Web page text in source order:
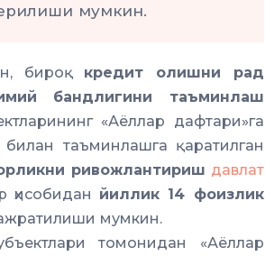
мумкин.
бироқ кредит олишни рад
бандлигини таъминлаш
«Аёллар дафтари»га
таъминлашга қаратилган
ривожлантириш давлат
ҳисобидан йиллик 14 фоизлик
мумкин.
томонидан «Аёллар